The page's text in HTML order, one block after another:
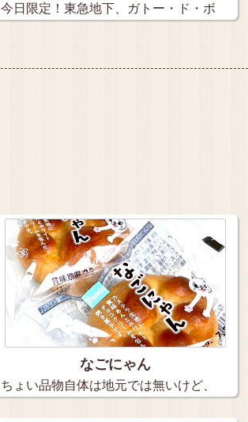
今日限定！東急地下、ガトー・ド・ボ
なごにゃん
ちょい品物自体は地元では無いけど、